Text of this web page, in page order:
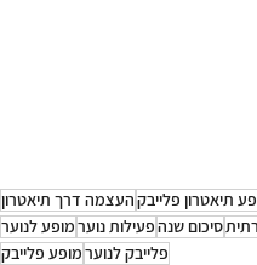
תיאטרון פלייבקהעצמה דרך תיאטרון
סיכום שנהפעילות נוערמופע לנוער
פלייבק לנוערמופע פלייבק